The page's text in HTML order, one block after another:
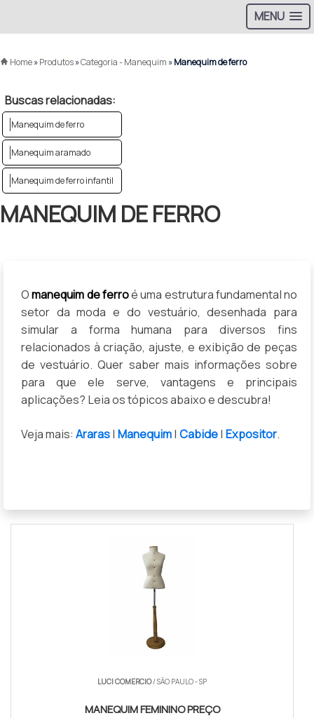
MENU
Home»Produtos»Categoria - Manequim »Manequim de ferro
Buscas relacionadas:
Manequim de ferro
Manequim aramado
Manequim de ferro infantil
MANEQUIM DE FERRO
Omanequim de ferroé uma estrutura fundamental no
setor da moda e do vestuário, desenhada para
simular a forma humana para diversos fins
relacionados à criação, ajuste, e exibição de peças
de vestuário. Quer saber mais informações sobre
para que ele serve, vantagens e principais
aplicações? Leia os tópicos abaixo e descubra!
Veja mais: Araras| Manequim| Cabide| Expositor.
LUCI COMERCIO/ SÃO PAULO - SP
MANEQUIM FEMININO PREÇO